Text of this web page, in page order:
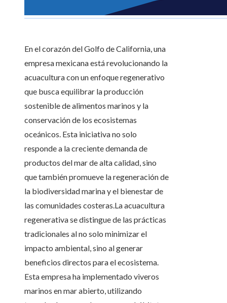
En el corazón del Golfo de California, una
empresa mexicana está revolucionando la
acuacultura con un enfoque regenerativo
que busca equilibrar la producción
sostenible de alimentos marinos y la
conservación de los ecosistemas
oceánicos. Esta iniciativa no solo
responde a la creciente demanda de
productos del mar de alta calidad, sino
que también promueve la regeneración de
la biodiversidad marina y el bienestar de
las comunidades costeras.La acuacultura
regenerativa se distingue de las prácticas
tradicionales al no solo minimizar el
impacto ambiental, sino al generar
beneficios directos para el ecosistema.
Esta empresa ha implementado viveros
marinos en mar abierto, utilizando